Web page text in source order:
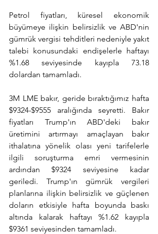
Petrol fiyatları, küresel ekonomik
büyümeye ilişkin belirsizlik ve ABD'nin
gümrük vergisi tehditleri nedeniyle yakıt
talebi konusundaki endişelerle haftayı
%1.68 seviyesinde kayıpla 73.18
dolardan tamamladı.
3M LME bakır, geride bıraktığımız hafta
$9324-$9555 aralığında seyretti. Bakır
fiyatları Trump'ın ABD'deki bakır
üretimini artırmayı amaçlayan bakır
ithalatına yönelik olası yeni tarifelerle
ilgili soruşturma emri vermesinin
ardından $9324 seviyesine kadar
geriledi. Trump'ın gümrük vergileri
planlarına ilişkin belirsizlik ve güçlenen
doların etkisiyle hafta boyunda baskı
altında kalarak haftayı %1.62 kayıpla
$9361 seviyesinden tamamladı.